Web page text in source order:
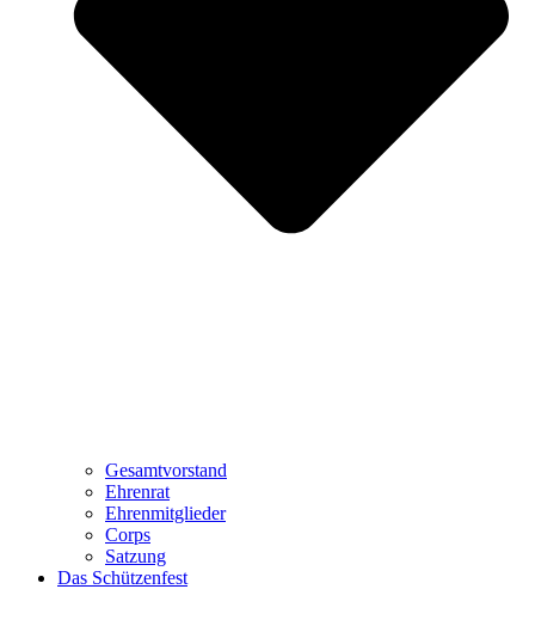
Gesamtvorstand
Ehrenrat
Ehrenmitglieder
Corps
Satzung
Das Schützenfest